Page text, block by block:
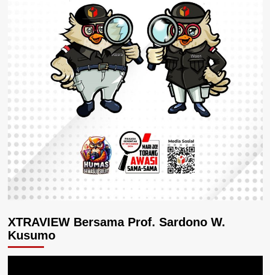
XTRAVIEW Bersama Prof. Sardono W.
Kusumo